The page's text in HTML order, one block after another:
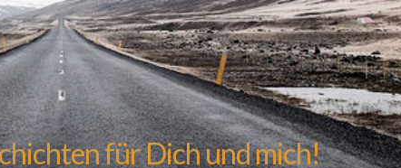
für Dich und mich!